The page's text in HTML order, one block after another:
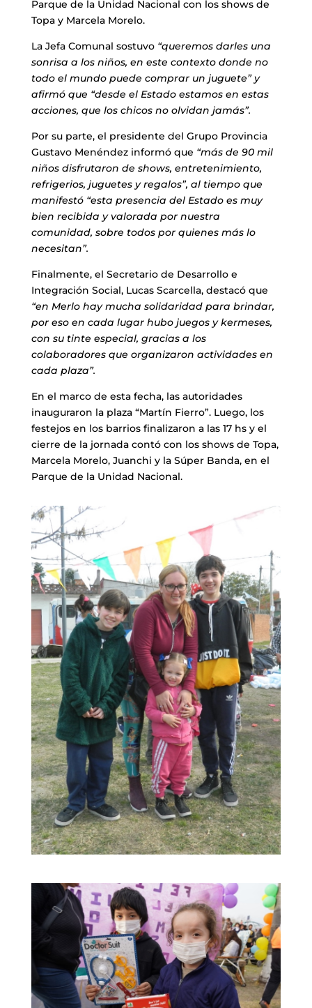
Parque de la Unidad Nacional con los shows de
Topa y Marcela Morelo.
La Jefa Comunal sostuvo “queremos darles una
sonrisa a los niños, en este contexto donde no
todo el mundo puede comprar un juguete” y
afirmó que “desde el Estado estamos en estas
acciones, que los chicos no olvidan jamás”.
Por su parte, el presidente del Grupo Provincia
Gustavo Menéndez informó que “más de 90 mil
niños disfrutaron de shows, entretenimiento,
refrigerios, juguetes y regalos”, al tiempo que
manifestó “esta presencia del Estado es muy
bien recibida y valorada por nuestra
comunidad, sobre todos por quienes más lo
necesitan”.
Finalmente, el Secretario de Desarrollo e
Integración Social, Lucas Scarcella, destacó que
“en Merlo hay mucha solidaridad para brindar,
por eso en cada lugar hubo juegos y kermeses,
con su tinte especial, gracias a los
colaboradores que organizaron actividades en
cada plaza”.
En el marco de esta fecha, las autoridades
inauguraron la plaza “Martín Fierro”. Luego, los
festejos en los barrios finalizaron a las 17 hs y el
cierre de la jornada contó con los shows de Topa,
Marcela Morelo, Juanchi y la Súper Banda, en el
Parque de la Unidad Nacional.